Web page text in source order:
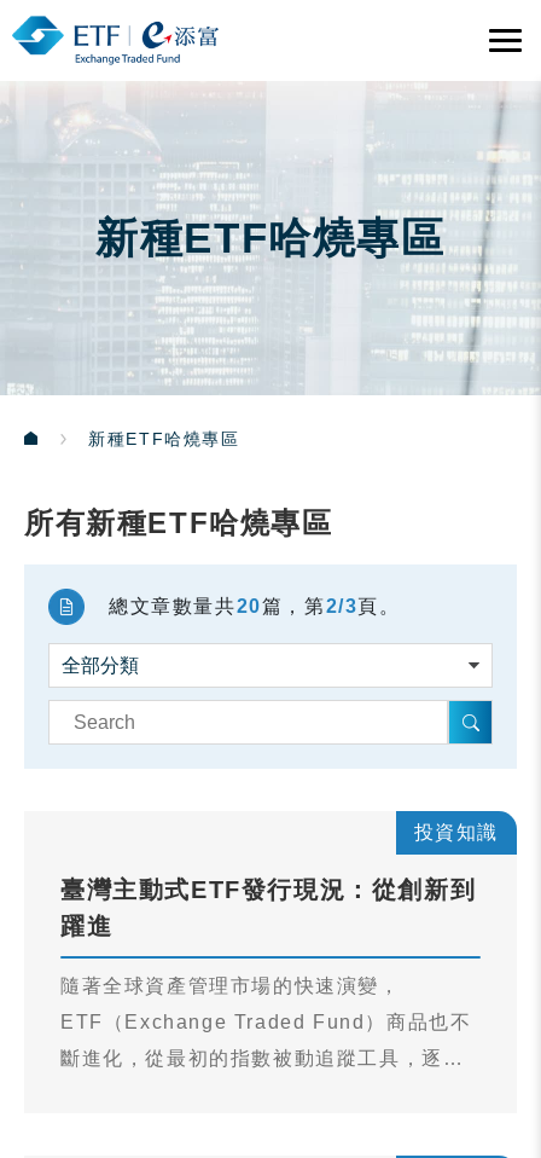
新種ETF哈燒專區
新種ETF哈燒專區
所有新種ETF哈燒專區
總文章數量共20篇，第2/3頁。
投資知識
臺灣主動式ETF發行現況：從創新到
躍進
隨著全球資產管理市場的快速演變，
ETF（Exchange Traded Fund）商品也不
斷進化，從最初的指數被動追蹤工具，逐步